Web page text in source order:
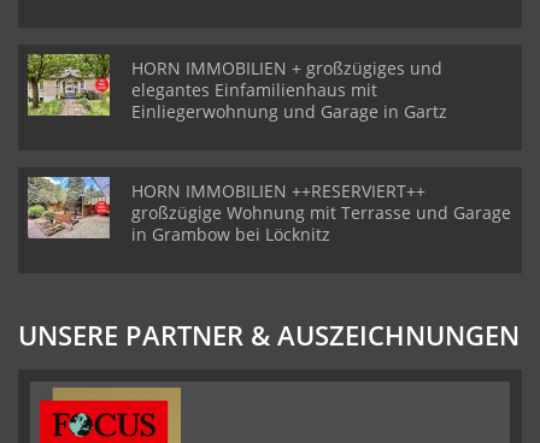
HORN IMMOBILIEN + großzügiges und
elegantes Einfamilienhaus mit
Einliegerwohnung und Garage in Gartz
HORN IMMOBILIEN ++RESERVIERT++
großzügige Wohnung mit Terrasse und Garage
in Grambow bei Löcknitz
UNSERE PARTNER & AUSZEICHNUNGEN